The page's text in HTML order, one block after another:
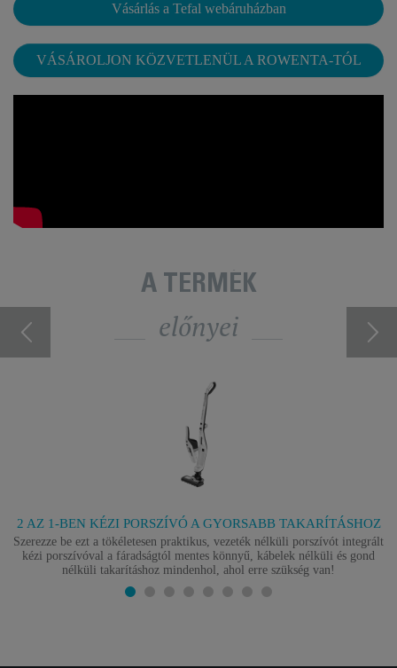
Vásárlás a Tefal webáruházban
VÁSÁROLJON KÖZVETLENÜL A ROWENTA-TÓL
A TERMÉK
előnyei
2 AZ 1-BEN KÉZI PORSZÍVÓ A GYORSABB TAKARÍTÁSHOZ
Szerezze be ezt a tökéletesen praktikus, vezeték nélküli porszívót integrált
kézi porszívóval a fáradságtól mentes könnyű, kábelek nélküli és gond
nélküli takarításhoz mindenhol, ahol erre szükség van!